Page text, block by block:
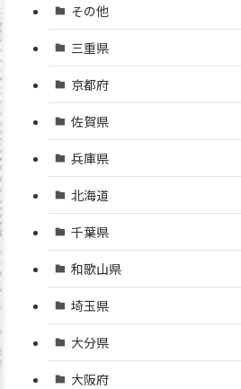
その他
三重県
京都府
佐賀県
兵庫県
北海道
千葉県
和歌山県
埼玉県
大分県
大阪府